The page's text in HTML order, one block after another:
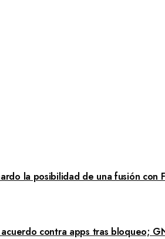
la posibilidad de una fusión con
contra apps tras bloqueo;